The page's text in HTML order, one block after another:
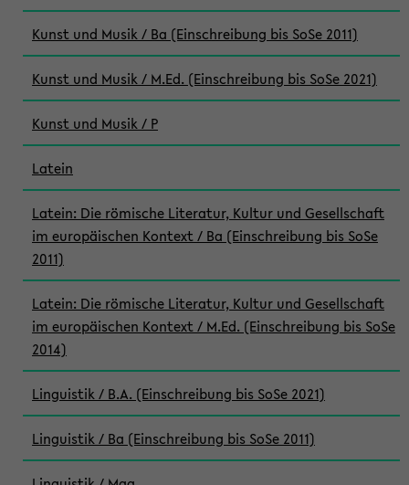
Kunst und Musik / Ba (Einschreibung bis SoSe 2011)
Kunst und Musik / M.Ed. (Einschreibung bis SoSe 2021)
Kunst und Musik / P
Latein
Latein: Die römische Literatur, Kultur und Gesellschaft
im europäischen Kontext / Ba (Einschreibung bis SoSe
2011)
Latein: Die römische Literatur, Kultur und Gesellschaft
im europäischen Kontext / M.Ed. (Einschreibung bis SoSe
2014)
Linguistik / B.A. (Einschreibung bis SoSe 2021)
Linguistik / Ba (Einschreibung bis SoSe 2011)